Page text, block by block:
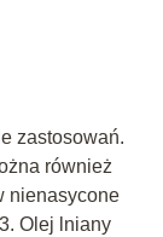
zastosowań.
również
nienasycone
Olej lniany